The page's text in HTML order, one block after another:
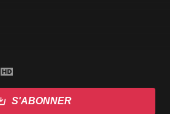
S'ABONNER